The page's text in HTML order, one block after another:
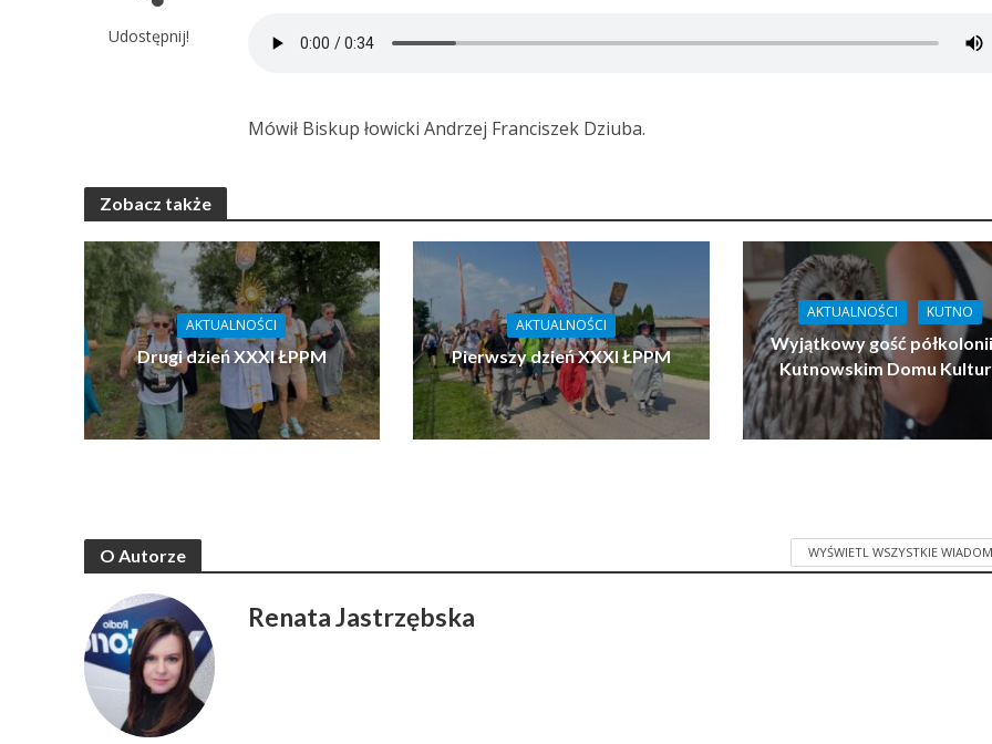
Udostępnij!
Mówił Biskup łowicki Andrzej Franciszek Dziuba.
Zobacz także
AKTUALNOŚCI
Drugi dzień XXXI ŁPPM
AKTUALNOŚCI
Pierwszy dzień XXXI ŁPPM
AKTUALNOŚCI KUTNO
Wyjątkowy gość
Kutnowskim Domu
O Autorze WYŚWIETL WSZYSTKIE
Renata Jastrzębska